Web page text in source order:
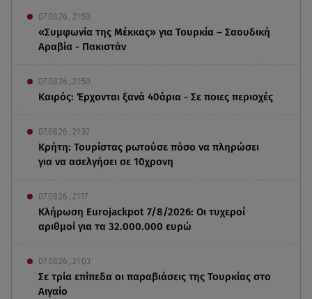
07.08.26 , 21:50
«Συμφωνία της Μέκκας» για Τουρκία – Σαουδική
Αραβία - Πακιστάν
07.08.26 , 21:50
Καιρός: Έρχονται ξανά 40άρια - Σε ποιες περιοχές
07.08.26 , 21:32
Κρήτη: Τουρίστας ρωτούσε πόσο να πληρώσει
για να ασελγήσει σε 10χρονη
07.08.26 , 21:17
Κλήρωση Eurojackpot 7/8/2026: Οι τυχεροί
αριθμοί για τα 32.000.000 ευρώ
07.08.26 , 21:03
Σε τρία επίπεδα οι παραβιάσεις της Τουρκίας στο
Αιγαίο